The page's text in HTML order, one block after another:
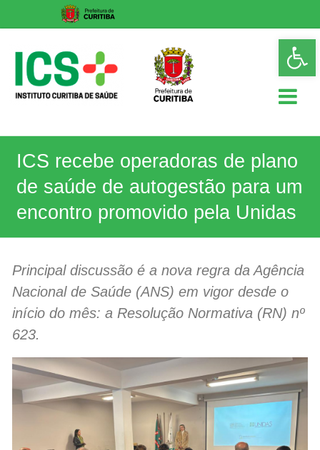
content
ICS
Instituto
de
ICS recebe operadoras de plano
de saúde de autogestão para um
encontro promovido pela Unidas
Principal discussão é a nova regra da Agência
Nacional de Saúde (ANS) em vigor desde o
início do mês: a Resolução Normativa (RN) nº
623.